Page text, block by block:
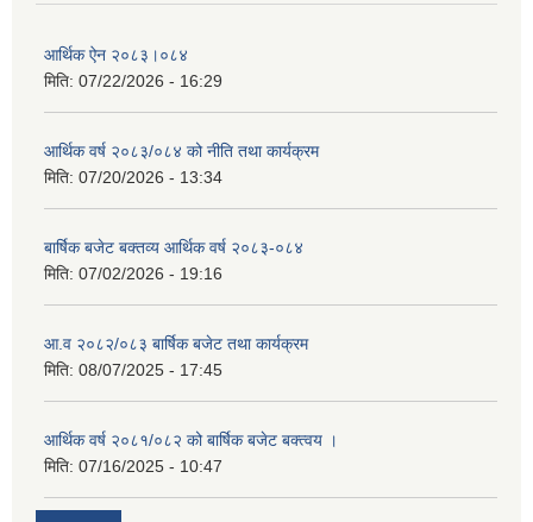
आर्थिक ऐन २०८३।०८४
मिति: 07/22/2026 - 16:29
आर्थिक वर्ष २०८३/०८४ को नीति तथा कार्यक्रम
मिति: 07/20/2026 - 13:34
बार्षिक बजेट बक्तव्य आर्थिक वर्ष २०८३-०८४
मिति: 07/02/2026 - 19:16
आ.व २०८२/०८३ बार्षिक बजेट तथा कार्यक्रम
मिति: 08/07/2025 - 17:45
आर्थिक वर्ष २०८१/०८२ को बार्षिक बजेट बक्त्वय ।
मिति: 07/16/2025 - 10:47